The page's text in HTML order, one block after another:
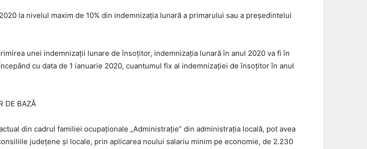
la nivelul maxim de 10% din indemnizaţia lunară a primarului sau a preşedintelui
unei indemnizaţii lunare de însoțitor, indemnizaţia lunară în anul 2020 va fi în
cu data de 1 ianuarie 2020, cuantumul fix al indemnizației de însoțitor în anul
DE BAZĂ
din cadrul familiei ocupaţionale „Administraţie” din administrația locală, pot avea
județene și locale, prin aplicarea noului salariu minim pe economie, de 2.230